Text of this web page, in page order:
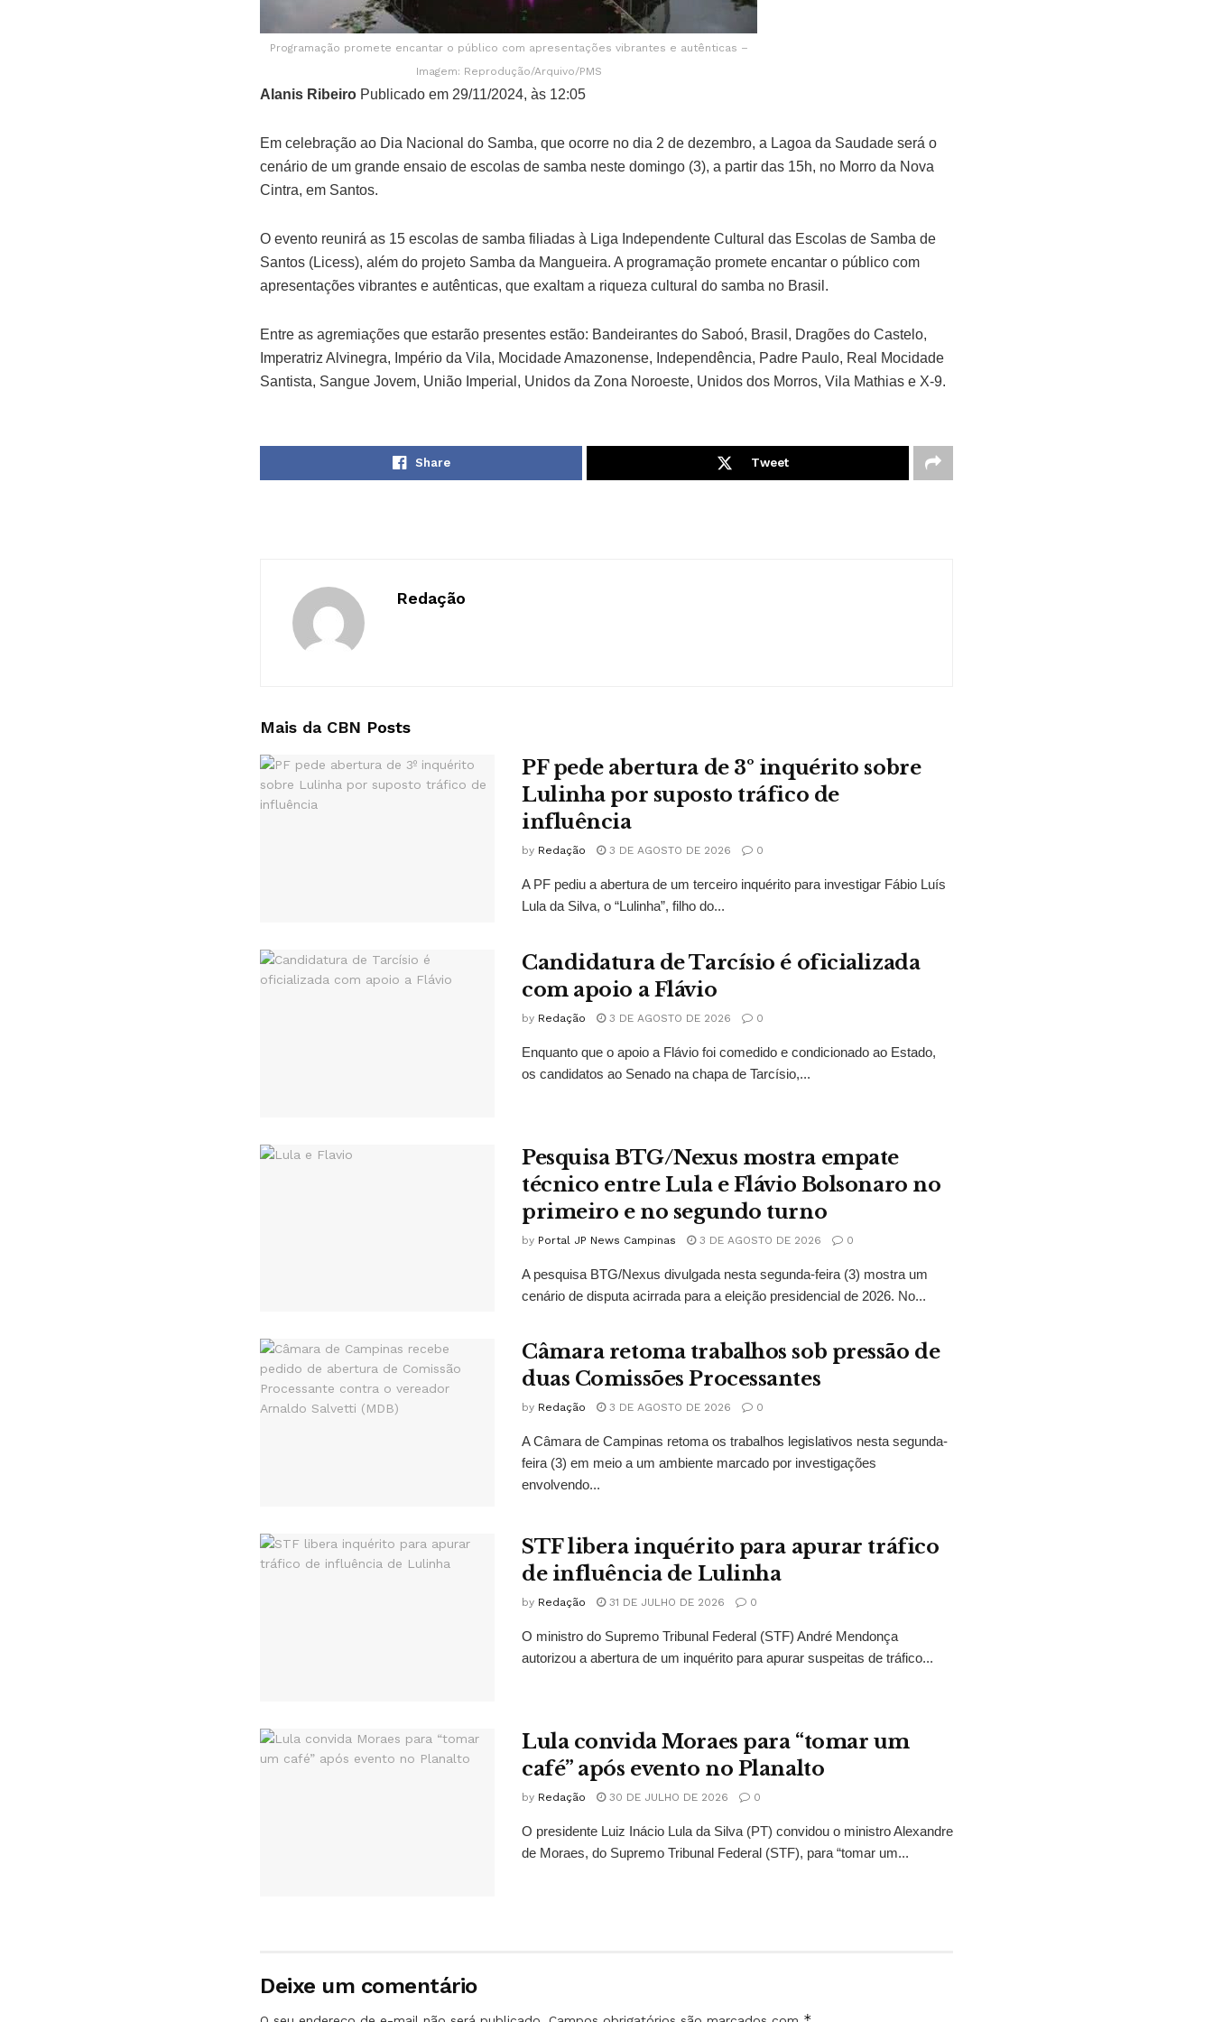
Programação promete encantar o público com apresentações vibrantes e autênticas –
Imagem: Reprodução/Arquivo/PMS
Alanis Ribeiro Publicado em 29/11/2024, às 12:05
Em celebração ao Dia Nacional do Samba, que ocorre no dia 2 de dezembro, a Lagoa da Saudade será o
cenário de um grande ensaio de escolas de samba neste domingo (3), a partir das 15h, no Morro da Nova
Cintra, em Santos.
O evento reunirá as 15 escolas de samba filiadas à Liga Independente Cultural das Escolas de Samba de
Santos (Licess), além do projeto Samba da Mangueira. A programação promete encantar o público com
apresentações vibrantes e autênticas, que exaltam a riqueza cultural do samba no Brasil.
Entre as agremiações que estarão presentes estão: Bandeirantes do Saboó, Brasil, Dragões do Castelo,
Imperatriz Alvinegra, Império da Vila, Mocidade Amazonense, Independência, Padre Paulo, Real Mocidade
Santista, Sangue Jovem, União Imperial, Unidos da Zona Noroeste, Unidos dos Morros, Vila Mathias e X-9.
Share Tweet
Redação
Mais da CBN Posts
PF pede abertura de 3º inquérito sobre
Lulinha por suposto tráfico de
influência
by Redação 3 DE AGOSTO DE 2026 0
A PF pediu a abertura de um terceiro inquérito para investigar Fábio Luís
Lula da Silva, o “Lulinha”, filho do...
Candidatura de Tarcísio é oficializada
com apoio a Flávio
by Redação 3 DE AGOSTO DE 2026 0
Enquanto que o apoio a Flávio foi comedido e condicionado ao Estado,
os candidatos ao Senado na chapa de Tarcísio,...
Pesquisa BTG/Nexus mostra empate
técnico entre Lula e Flávio Bolsonaro no
primeiro e no segundo turno
by Portal JP News Campinas 3 DE AGOSTO DE 2026 0
A pesquisa BTG/Nexus divulgada nesta segunda-feira (3) mostra um
cenário de disputa acirrada para a eleição presidencial de 2026. No...
Câmara retoma trabalhos sob pressão de
duas Comissões Processantes
by Redação 3 DE AGOSTO DE 2026 0
A Câmara de Campinas retoma os trabalhos legislativos nesta segunda-
feira (3) em meio a um ambiente marcado por investigações
envolvendo...
STF libera inquérito para apurar tráfico
de influência de Lulinha
by Redação 31 DE JULHO DE 2026 0
O ministro do Supremo Tribunal Federal (STF) André Mendonça
autorizou a abertura de um inquérito para apurar suspeitas de tráfico...
Lula convida Moraes para “tomar um
café” após evento no Planalto
by Redação 30 DE JULHO DE 2026 0
O presidente Luiz Inácio Lula da Silva (PT) convidou o ministro Alexandre
de Moraes, do Supremo Tribunal Federal (STF), para “tomar um...
Deixe um comentário